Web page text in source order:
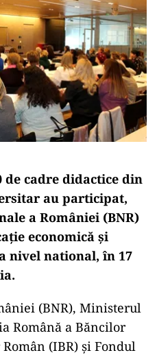
de cadre didactice din
au participat,
a României (BNR)
economică și
nivel national, în 17
(BNR), Ministerul
Română a Băncilor
(IBR) și Fondul